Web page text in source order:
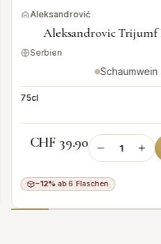
Aleksandrović
Aleksandrovic
Serbien
Schaumwein
75cl
CHF 39.90
−12%ab 6 Flaschen